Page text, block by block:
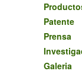
Patente
Prensa
Galeria